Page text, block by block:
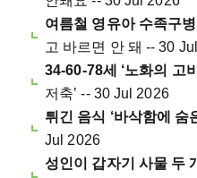
여름철 영유아 수족구병
고 바르면 안 돼 -- 30
34-60-78세 ‘노화의 고
저축’ -- 30 Jul 2026
튀긴 음식 ‘바삭함에 숨
Jul 2026
성인이 갑자기 사물 두